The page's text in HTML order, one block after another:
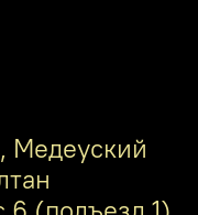
Медеуский